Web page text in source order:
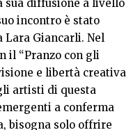
sua diffusione a livello
incontro è stato
Lara Giancarli. Nel
il “Pranzo con gli
e libertà creativa
artisti di questa
a conferma
bisogna solo offrire